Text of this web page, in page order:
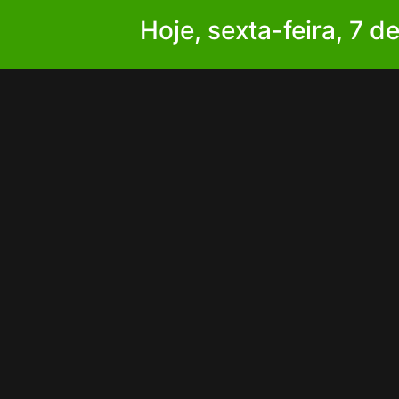
Hoje, sexta-feira, 7